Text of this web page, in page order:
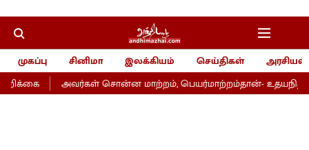
முகப்பு சினிமா இலக்கியம் செய்திகள்
அரசியல்
அவர்கள் சொன்ன மாற்றம், பெயர்மாற்றம்தான்- உதயநிதி